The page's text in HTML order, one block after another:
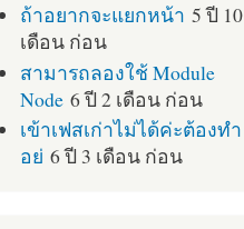
ถ้าอยากจะแยกหน้า 5 ปี 10
เดือน ก่อน
สามารถลองใช้ Module
Node 6 ปี 2 เดือน ก่อน
เข้าเฟสเก่าไม่ได้ค่ะต้องทำ
อย่ 6 ปี 3 เดือน ก่อน